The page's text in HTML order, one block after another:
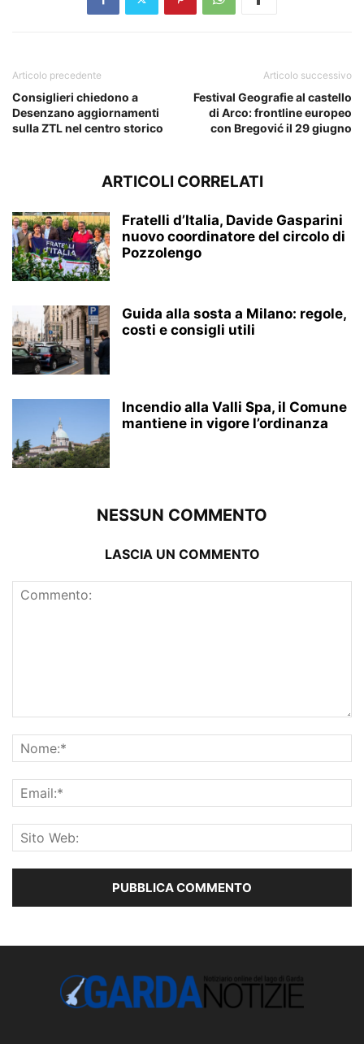
Articolo precedente
Consiglieri chiedono a
Desenzano aggiornamenti
sulla ZTL nel centro storico
Articolo successivo
Festival Geografie al castello
di Arco: frontline europeo
con Bregović il 29 giugno
ARTICOLI CORRELATI
Fratelli d’Italia, Davide Gasparini
nuovo coordinatore del circolo di
Pozzolengo
Guida alla sosta a Milano: regole,
costi e consigli utili
Incendio alla Valli Spa, il Comune
mantiene in vigore l’ordinanza
NESSUN COMMENTO
LASCIA UN COMMENTO